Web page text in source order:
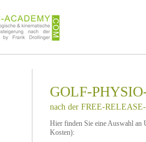
GOLF-
nach der FREE-
Hier finden Sie eine Auswahl an
Kosten):